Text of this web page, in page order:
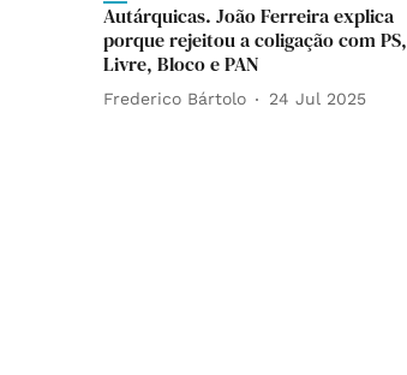
Autárquicas. João Ferreira explica
porque rejeitou a coligação com PS,
Livre, Bloco e PAN
Frederico Bártolo 24 Jul 2025